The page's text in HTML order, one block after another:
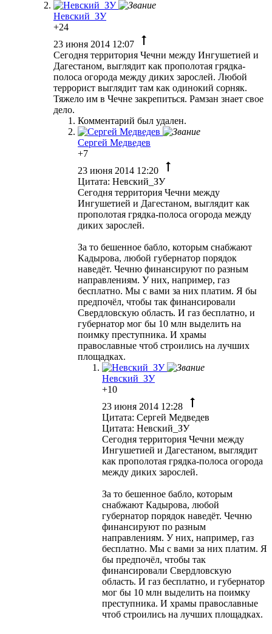
Невский_ЗУ
+24
23 июня 2014 12:07
Сегодня территория Чечни между Ингушетией и
Дагестаном, выглядит как прополотая грядка-
полоса огорода между диких зарослей. Любой
террорист выглядит там как одинокий сорняк.
Тяжело им в Чечне закрепиться. Рамзан знает свое
дело.
Комментарий был удален.
Сергей Медведев
+7
23 июня 2014 12:20
Цитата: Невский_ЗУ
Сегодня территория Чечни между
Ингушетией и Дагестаном, выглядит как
прополотая грядка-полоса огорода между
диких зарослей.
За то бешенное бабло, которым снабжают
Кадырова, любой губернатор порядок
наведёт. Чечню финансируют по разным
направлениям. У них, например, газ
бесплатно. Мы с вами за них платим. Я бы
предпочёл, чтобы так финансировали
Свердловскую область. И газ бесплатно, и
губернатор мог бы 10 млн выделить на
поимку преступника. И храмы
православные чтоб строились на лучших
площадках.
Невский_ЗУ
+10
23 июня 2014 12:28
Цитата: Сергей Медведев
Цитата: Невский_ЗУ
Сегодня территория Чечни между
Ингушетией и Дагестаном, выглядит
как прополотая грядка-полоса огорода
между диких зарослей.
За то бешенное бабло, которым
снабжают Кадырова, любой
губернатор порядок наведёт. Чечню
финансируют по разным
направлениям. У них, например, газ
бесплатно. Мы с вами за них платим. Я
бы предпочёл, чтобы так
финансировали Свердловскую
область. И газ бесплатно, и губернатор
мог бы 10 млн выделить на поимку
преступника. И храмы православные
чтоб строились на лучших площадках.